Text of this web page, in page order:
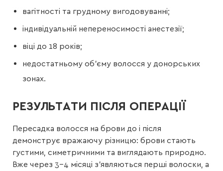
вагітності та грудному вигодовуванні;
індивідуальній непереносимості анестезії;
віці до 18 років;
недостатньому об’єму волосся у донорських
зонах.
РЕЗУЛЬТАТИ ПІСЛЯ ОПЕРАЦІЇ
Пересадка волосся на брови до і після
демонструє вражаючу різницю: брови стають
густими, симетричними та виглядають природно.
Вже через 3–4 місяці з’являються перші волоски, а